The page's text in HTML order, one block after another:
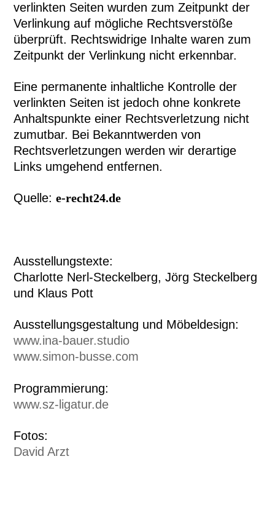
verlinkten Seiten wurden zum Zeitpunkt der
Verlinkung auf mögliche Rechtsverstöße
überprüft. Rechtswidrige Inhalte waren zum
Zeitpunkt der Verlinkung nicht erkennbar.
Eine permanente inhaltliche Kontrolle der
verlinkten Seiten ist jedoch ohne konkrete
Anhaltspunkte einer Rechtsverletzung nicht
zumutbar. Bei Bekanntwerden von
Rechtsverletzungen werden wir derartige
Links umgehend entfernen.
Quelle:e-recht24.de
Ausstellungstexte:
Charlotte Nerl-Steckelberg, Jörg Steckelberg
und Klaus Pott
Ausstellungsgestaltung und Möbeldesign:
www.ina-bauer.studio
www.simon-busse.com
Programmierung:
www.sz-ligatur.de
Fotos:
David Arzt